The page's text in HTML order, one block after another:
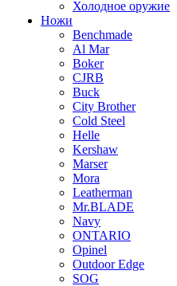
Холодное оружие
Ножи
Benchmade
Al Mar
Boker
CJRB
Buck
City Brother
Cold Steel
Helle
Kershaw
Marser
Mora
Leatherman
Mr.BLADE
Navy
ONTARIO
Opinel
Outdoor Edge
SOG